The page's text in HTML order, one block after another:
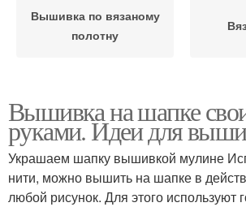
Вышивка по вязаному
полотну
На вязаные изделия
Вышивка на вязаных
Вышивка на шапке
руками. Идеи для
Украшаем шапку вышивкой мулине
нити, можно вышить на шапке в
любой рисунок. Для этого используют